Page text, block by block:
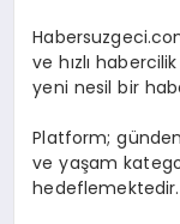
ve hızlı
yeni nesil bir
Platform;
ve yaşam
hedeflemektedir.